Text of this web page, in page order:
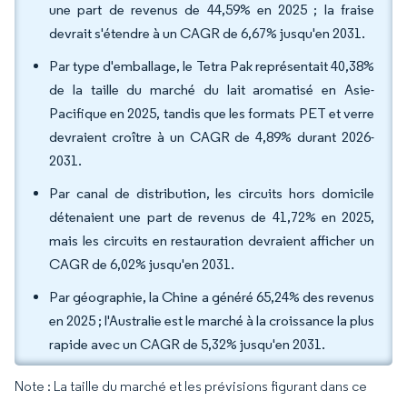
une part de revenus de 44,59% en 2025 ; la fraise
devrait s'étendre à un CAGR de 6,67% jusqu'en 2031.
Par type d'emballage, le Tetra Pak représentait 40,38%
de la taille du marché du lait aromatisé en Asie-
Pacifique en 2025, tandis que les formats PET et verre
devraient croître à un CAGR de 4,89% durant 2026-
2031.
Par canal de distribution, les circuits hors domicile
détenaient une part de revenus de 41,72% en 2025,
mais les circuits en restauration devraient afficher un
CAGR de 6,02% jusqu'en 2031.
Par géographie, la Chine a généré 65,24% des revenus
en 2025 ; l'Australie est le marché à la croissance la plus
rapide avec un CAGR de 5,32% jusqu'en 2031.
Note : La taille du marché et les prévisions figurant dans ce